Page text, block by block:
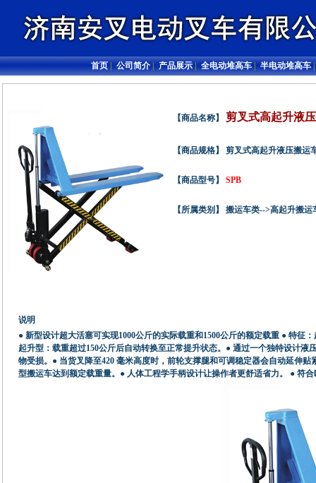
首页 公司简介 产品展示 全电动堆高车 半电动堆高车
【商品名称】 剪叉式高起升液
【商品规格】 剪叉式高起升液压搬
【商品型号】 SPB
【所属类别】 搬运车类-->高起升搬运
说明
● 新型设计超大活塞可实现1000公斤的实际载重和1500公斤的额定载重 ● 特
起升型：载重超过150公斤后自动转换至正常提升状态。● 通过一个独特设计
物受损。● 当货叉降至420 毫米高度时，前轮支撑腿和可调稳定器会自动延伸
型搬运车达到额定载重量。● 人体工程学手柄设计让操作者更舒适省力。 ● 符